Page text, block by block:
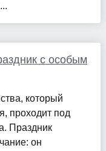
с особым
который
проходит под
Праздник
он